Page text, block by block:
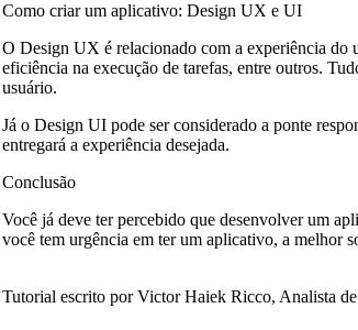
Como criar um aplicativo: Design UX e UI
O Design UX é relacionado com a experiência do
eficiência na execução de tarefas, entre outros.
usuário.
Já o Design UI pode ser considerado a ponte
entregará a experiência desejada.
Conclusão
Você já deve ter percebido que desenvolver um
você tem urgência em ter um aplicativo, a melhor
Tutorial escrito por Victor Haiek Ricco, Analista